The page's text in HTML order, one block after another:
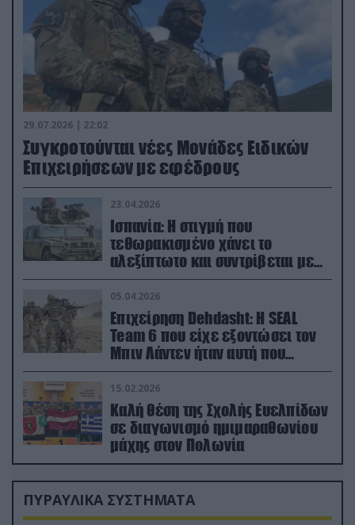
29.07.2026 | 22:02
Συγκροτούνται νέες Μονάδες Ειδικών
Επιχειρήσεων με εφέδρους
23.04.2026
Ισπανία: Η στιγμή που
τεθωρακισμένο χάνει το
αλεξίπτωτο και συντρίβεται με
ορμή στο έδαφος (βίντεο)
05.04.2026
Επιχείρηση Dehdasht: Η SEAL
Team 6 που είχε εξοντώσει τον
Μπιν Λάντεν ήταν αυτή που
διέσωσε τον πιλότο του F-15
15.02.2026
Καλή θέση της Σχολής Ευελπίδων
σε διαγωνισμό ημιμαραθωνίου
μάχης στον Πολωνία
ΠΥΡΑΥΛΙΚΑ ΣΥΣΤΗΜΑΤΑ